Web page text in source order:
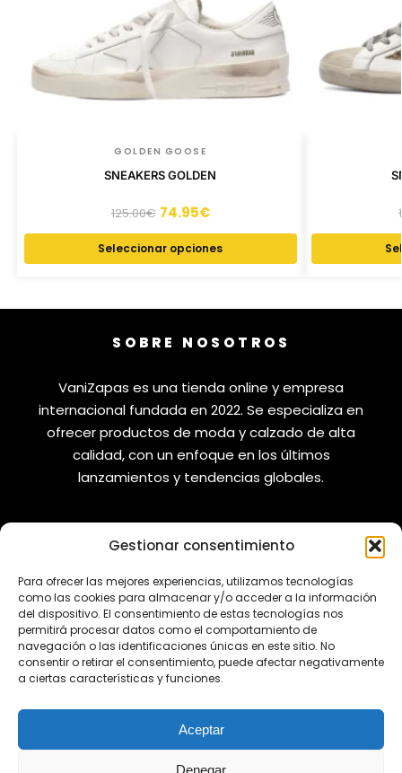
Gestionar consentimiento
Para ofrecer las mejores experiencias, utilizamos tecnologías
como las cookies para almacenar y/o acceder a la información
del dispositivo. El consentimiento de estas tecnologías nos
permitirá procesar datos como el comportamiento de
navegación o las identificaciones únicas en este sitio. No
consentir o retirar el consentimiento, puede afectar negativamente
a ciertas características y funciones.
Aceptar
Denegar
GOLDEN GOOSE
SNEAKERS GOLDEN
125.00€ 74.95€
Seleccionar opciones
SOBRE NOSOTROS
VaniZapas es una tienda online y empresa
internacional fundada en 2022. Se especializa en
ofrecer productos de moda y calzado de alta
calidad, con un enfoque en los últimos
lanzamientos y tendencias globales.
Envíos
Reembolsos
Cambios y Devoluciones
Aviso Legal
Política de Privacidad
Política de Cookies
REDES SOCIALES